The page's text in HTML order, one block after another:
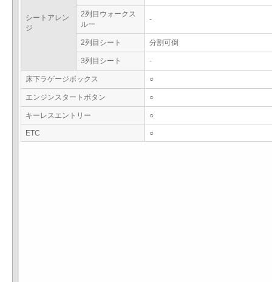
シートアレン
ジ
2列目ウォークス
ルー
-
2列目シート 分割可倒
3列目シート -
床下ラゲージボックス ○
エンジンスタートボタン ○
キーレスエントリー ○
ETC ○